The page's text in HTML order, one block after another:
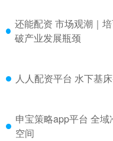
还能配资 市场观潮｜
破产业发展瓶颈
人人配资平台 水下基
申宝策略app平台 全
空间